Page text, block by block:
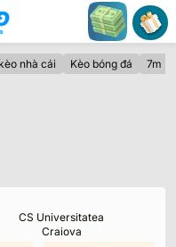
nhà cái Kèo bóng đá 7m
CS Universitatea
Craiova
bộ lọc khác